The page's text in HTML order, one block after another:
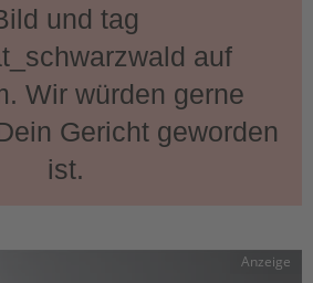
und tag
auf
Wir würden gerne
Gericht geworden
ist.
Anzeige